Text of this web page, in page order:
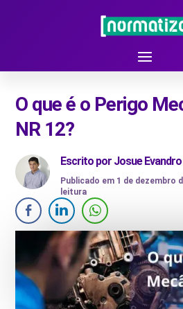
O que é o Perigo
NR 12?
Escrito por Josue
Publicado em 1 de dezembro
leitura